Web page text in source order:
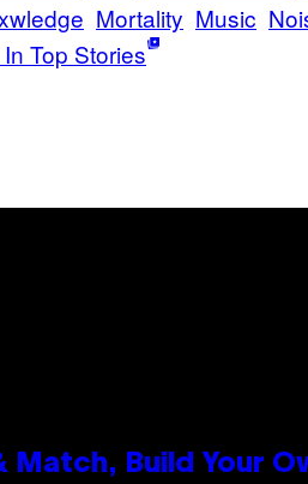
Mortality Music
Top Stories
Match, Build Your